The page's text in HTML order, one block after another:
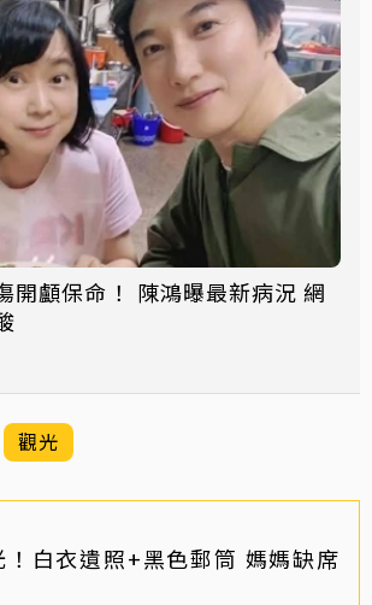
開顱保命！ 陳鴻曝最新病況 網
觀光
！白衣遺照+黑色郵筒 媽媽缺席